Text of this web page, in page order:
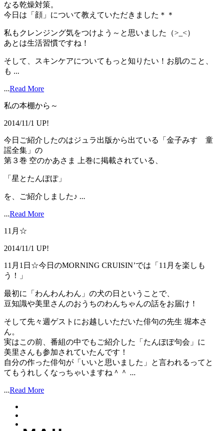
なる乾燥対策。
今日は「顔」について教えていただきました＊＊
私もクレンジング気をつけよう～と思いました（>_<）
あとは生活習慣ですね！
そして、スキンケアについてもっと知りたい！お肌のこと、
も ...
...Read More
私の本棚から～
2014/11/1 UP!
今日ご紹介したのはジュラ出版から出ている「金子みすゞ童
謡全集」の
第３巻 空のかあさま 上巻に掲載されている、
「星とたんぽぽ」
を、ご紹介しました♪ ...
...Read More
11月☆
2014/11/1 UP!
11月1日☆今日のMORNING CRUISIN’では「11月を楽しも
う！」
最初に「わんわんわん」の犬の日ということで、
豆知識や美里さんのおうちのわんちゃんの話をお届け！
そして先々週ゲストにお越しいただいた俳句の先生 堀本さ
ん。
実はこの前、番組の中でもご紹介した「たんぽぽ句会」に
美里さんも参加されていたんです！
自分の作った俳句が「いいと思いました」と言われるってと
てもうれしくなっちゃいますね＾＾ ...
...Read More